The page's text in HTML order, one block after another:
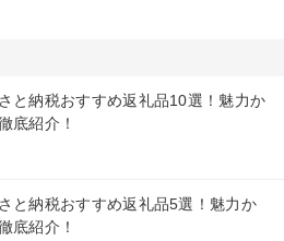
と納税おすすめ返礼品10選！魅力か
底紹介！
と納税おすすめ返礼品5選！魅力か
底紹介！